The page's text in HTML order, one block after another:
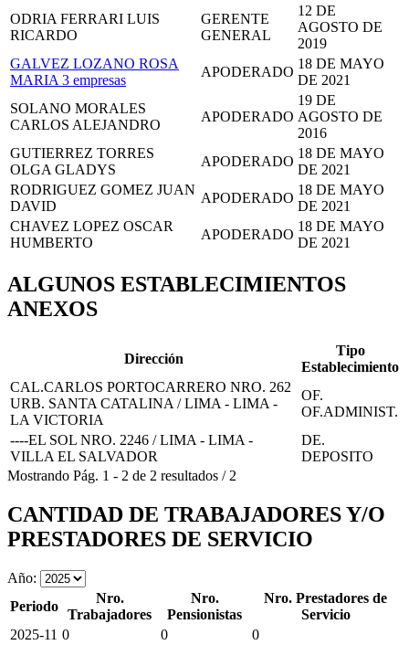
ODRIA FERRARI LUIS
RICARDO
GERENTE
GENERAL
12 DE
AGOSTO DE
2019
GALVEZ LOZANO ROSA
MARIA 3 empresas
APODERADO
18 DE MAYO
DE 2021
SOLANO MORALES
CARLOS ALEJANDRO
APODERADO
19 DE
AGOSTO DE
2016
GUTIERREZ TORRES
OLGA GLADYS
APODERADO
18 DE MAYO
DE 2021
RODRIGUEZ GOMEZ JUAN
DAVID
APODERADO
18 DE MAYO
DE 2021
CHAVEZ LOPEZ OSCAR
HUMBERTO
APODERADO
18 DE MAYO
DE 2021
ALGUNOS ESTABLECIMIENTOS
ANEXOS
Dirección
Tipo
Establecimiento
CAL.CARLOS PORTOCARRERO NRO. 262
URB. SANTA CATALINA / LIMA - LIMA -
LA VICTORIA
OF.
OF.ADMINIST.
----EL SOL NRO. 2246 / LIMA - LIMA -
VILLA EL SALVADOR
DE.
DEPOSITO
Mostrando Pág. 1 - 2 de 2 resultados / 2
CANTIDAD DE TRABAJADORES Y/O
PRESTADORES DE SERVICIO
Año:
Periodo
Nro.
Trabajadores
Nro.
Pensionistas
Nro. Prestadores de
Servicio
2025-11 0 0
0